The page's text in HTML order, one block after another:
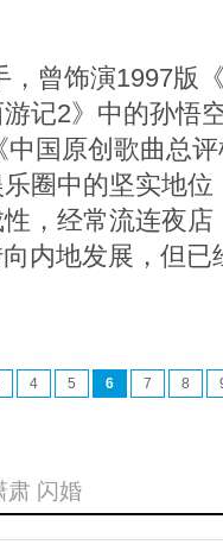
曾饰演1997版
记2》中的孙悟
国原创歌曲总
圈中的坚实地
，经常流连夜
内地发展，但已
4 5 6 7 8
肃 闪婚